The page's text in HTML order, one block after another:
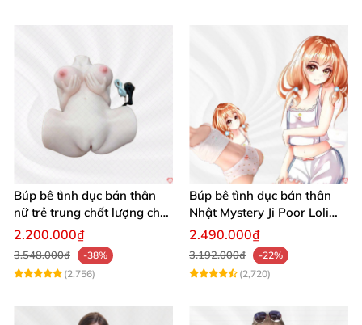
Búp bê tình dục bán thân
nữ trẻ trung chất lượng chất
chơi
2.200.000₫
3.548.000₫
-38%
(2,756)
Búp bê tình dục bán thân
Nhật Mystery Ji Poor Loli
TPE 6kg siêu mềm mại
2.490.000₫
3.192.000₫
-22%
(2,720)